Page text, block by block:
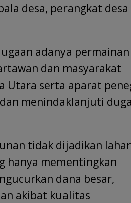
desa, perangkat desa
adanya permainan
dan masyarakat
Utara serta aparat
menindaklanjuti
tidak dijadikan
hanya mementingkan
dana besar,
akibat kualitas